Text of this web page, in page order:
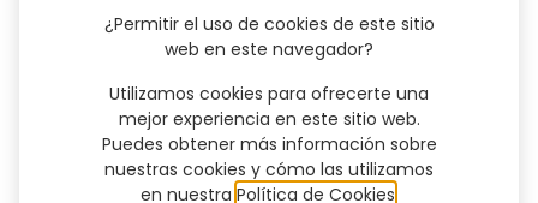
¿Permitir el uso de cookies de este sitio
web en este navegador?
Utilizamos cookies para ofrecerte una
mejor experiencia en este sitio web.
Puedes obtener más información sobre
nuestras cookies y cómo las utilizamos
en nuestra Política de Cookies